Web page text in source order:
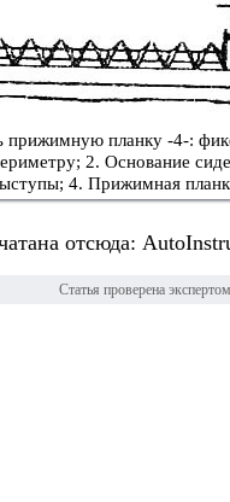
прижимную планку -4-:
2. Основание
4. Прижимная
отсюда:
Статья проверена